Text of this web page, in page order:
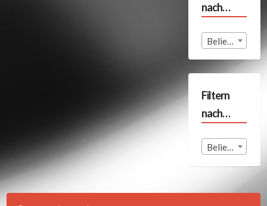
nach…
Beliebige Format
Filtern
nach…
Beliebige Land